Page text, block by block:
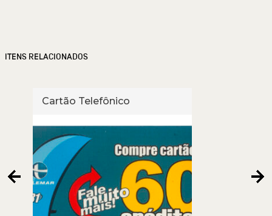
ITENS RELACIONADOS
Cartão Telefônico